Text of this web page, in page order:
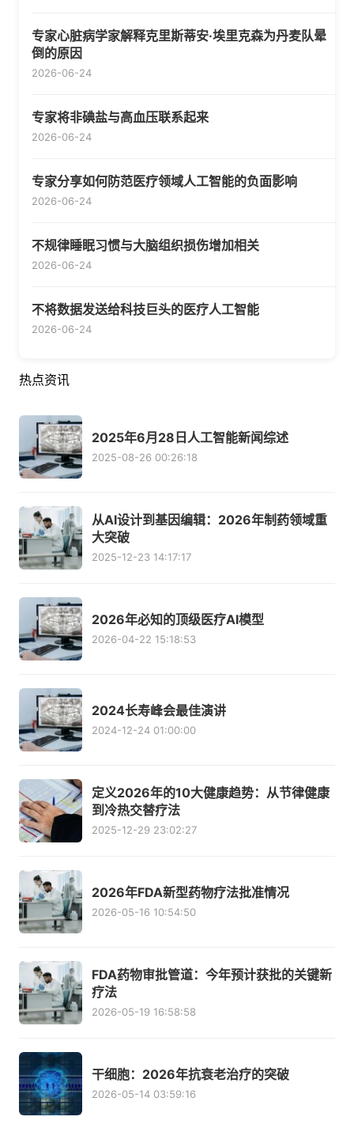
专家心脏病学家解释克里斯蒂安·埃里克森为丹麦队晕
倒的原因
2026-06-24
专家将非碘盐与高血压联系起来
2026-06-24
专家分享如何防范医疗领域人工智能的负面影响
2026-06-24
不规律睡眠习惯与大脑组织损伤增加相关
2026-06-24
不将数据发送给科技巨头的医疗人工智能
2026-06-24
热点资讯
2025年6月28日人工智能新闻综述
2025-08-26 00:26:18
从AI设计到基因编辑：2026年制药领域重
大突破
2025-12-23 14:17:17
2026年必知的顶级医疗AI模型
2026-04-22 15:18:53
2024长寿峰会最佳演讲
2024-12-24 01:00:00
定义2026年的10大健康趋势：从节律健康
到冷热交替疗法
2025-12-29 23:02:27
2026年FDA新型药物疗法批准情况
2026-05-16 10:54:50
FDA药物审批管道：今年预计获批的关键新
疗法
2026-05-19 16:58:58
干细胞：2026年抗衰老治疗的突破
2026-05-14 03:59:16